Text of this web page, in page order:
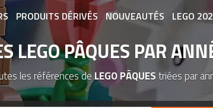
PRODUITS DÉRIVÉS NOUVEAUTÉS LEGO
ASSOCIATIONS DE FANS EXPOSITIONS
LEGO PÂQUES PAR
les références deLEGO PÂQUEStriées par